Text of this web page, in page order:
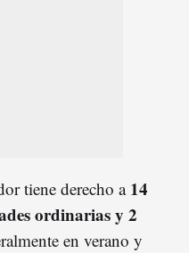
tiene derecho a 14
ordinarias y 2
en verano y